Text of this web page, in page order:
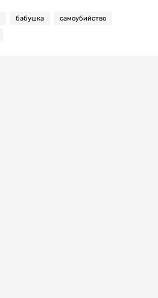
бабушка самоубийство